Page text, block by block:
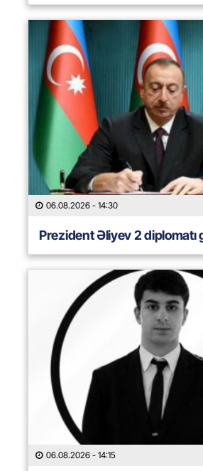
06.08.2026 - 14:30
Prezident Əliyev 2 diplomatı
06.08.2026 - 14:15